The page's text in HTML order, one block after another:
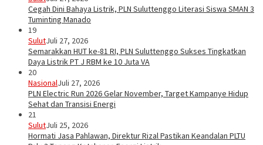
Cegah Dini Bahaya Listrik, PLN Suluttenggo Literasi Siswa SMAN 3
Tuminting Manado
19
SulutJuli 27, 2026
Semarakkan HUT ke-81 RI, PLN Suluttenggo Sukses Tingkatkan
Daya Listrik PT J RBM ke 10 Juta VA
20
NasionalJuli 27, 2026
PLN Electric Run 2026 Gelar November, Target Kampanye Hidup
Sehat dan Transisi Energi
21
SulutJuli 25, 2026
Hormati Jasa Pahlawan, Direktur Rizal Pastikan Keandalan PLTU